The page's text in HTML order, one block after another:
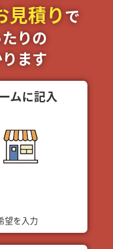
見積りで
りの
ます
ムに記入
望を入力